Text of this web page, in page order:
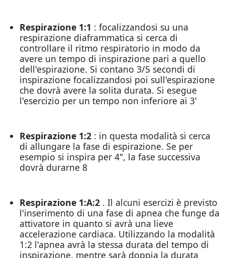
Respirazione 1:1 : focalizzandosi su una
respirazione diaframmatica si cerca di
controllare il ritmo respiratorio in modo da
avere un tempo di inspirazione pari a quello
dell'espirazione. Si contano 3/5 secondi di
inspirazione focalizzandosi poi sull'espirazione
che dovrà avere la solita durata. Si esegue
l'esercizio per un tempo non inferiore ai 3'
Respirazione 1:2: in questa modalità si cerca
di allungare la fase di espirazione. Se per
esempio si inspira per 4", la fase successiva
dovrà durarne 8
Respirazione 1:A:2. Il alcuni esercizi è previsto
l'inserimento di una fase di apnea che funge da
attivatore in quanto si avrà una lieve
accelerazione cardiaca. Utilizzando la modalità
1:2 l'apnea avrà la stessa durata del tempo di
inspirazione, mentre sarà doppia la durata